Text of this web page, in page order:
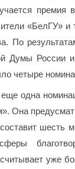
премия
«БелГУ» и
По
Думы России
четыре
еще одна
Она
шесть
уже